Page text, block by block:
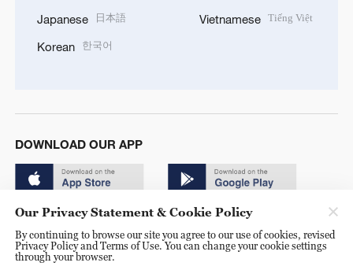
Japanese 日本語
Korean 한국어
Vietnamese Tiếng Việt
DOWNLOAD OUR APP
© China Radio International.CRI. All Rights Reserved. 16A
Our Privacy Statement & Cookie Policy
By continuing to browse our site you agree to our use of cookies, revised
Privacy Policy and Terms of Use. You can change your cookie settings
through your browser.